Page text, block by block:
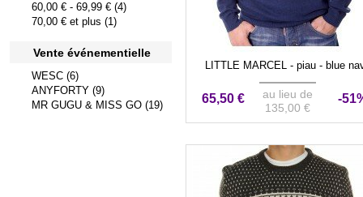
60,00 € -69,99 € (4)
70,00 € et plus (1)
Vente événementielle
WESC (6)
ANYFORTY (9)
MR GUGU & MISS GO (19)
LITTLE MARCEL - piau - blue
65,50 €
au lieu de
135,00 €
-